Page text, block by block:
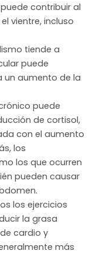
contribuir al
vientre, incluso
tiende a
puede
un aumento de la
puede
de cortisol,
con el aumento
los
los que ocurren
pueden causar
los ejercicios
la grasa
cardio y
más